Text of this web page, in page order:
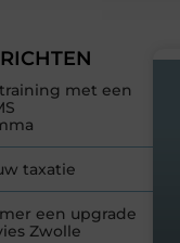
met een
taxatie
een upgrade
Zwolle